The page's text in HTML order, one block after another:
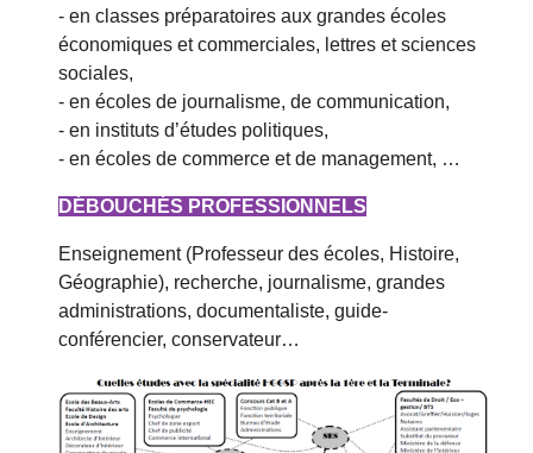
- en classes préparatoires aux grandes écoles
économiques et commerciales, lettres et sciences
sociales,
- en écoles de journalisme, de communication,
- en instituts d’études politiques,
- en écoles de commerce et de management, …
DÉBOUCHÉS PROFESSIONNELS
Enseignement (Professeur des écoles, Histoire,
Géographie), recherche, journalisme, grandes
administrations, documentaliste, guide-
conférencier, conservateur…